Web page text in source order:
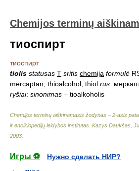
Chemijos terminų
тиоспирт
тиоспирт
tiolis statusas T sritis chemija formulė
mercaptan; thioalcohol; thiol rus.
ryšiai: sinonimas – tioalkoholis
Chemijos terminų aiškinamasis žodynas – 2-asis
ir enciklopedijų leidybos institutas Kazys Daukšas,
2003
Игры ⚽
Нужно сделать НИР?